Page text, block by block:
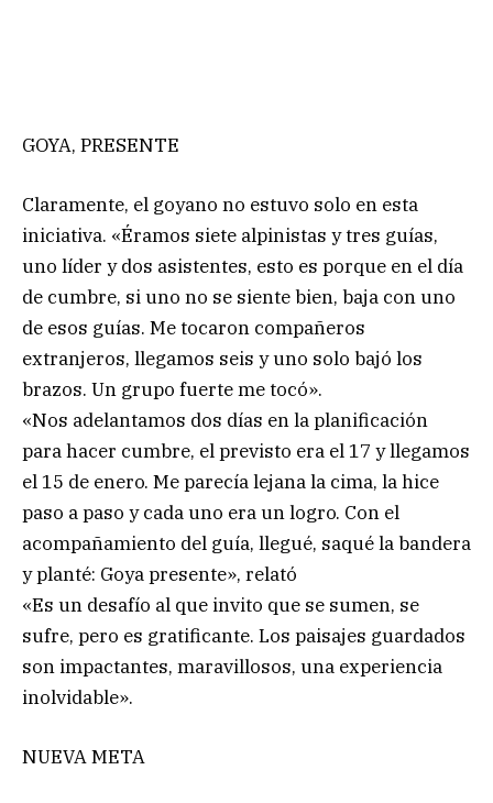
GOYA, PRESENTE
Claramente, el goyano no estuvo solo en esta
iniciativa. «Éramos siete alpinistas y tres guías,
uno líder y dos asistentes, esto es porque en el día
de cumbre, si uno no se siente bien, baja con uno
de esos guías. Me tocaron compañeros
extranjeros, llegamos seis y uno solo bajó los
brazos. Un grupo fuerte me tocó».
«Nos adelantamos dos días en la planificación
para hacer cumbre, el previsto era el 17 y llegamos
el 15 de enero. Me parecía lejana la cima, la hice
paso a paso y cada uno era un logro. Con el
acompañamiento del guía, llegué, saqué la bandera
y planté: Goya presente», relató
«Es un desafío al que invito que se sumen, se
sufre, pero es gratificante. Los paisajes guardados
son impactantes, maravillosos, una experiencia
inolvidable».
NUEVA META